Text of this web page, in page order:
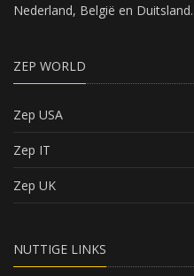
Nederland, België en Duitsland.
ZEP WORLD
Zep USA
Zep IT
Zep UK
NUTTIGE LINKS